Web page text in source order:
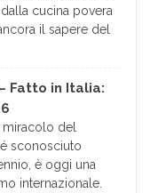
cucina povera
il sapere del
Fatto in Italia:
del
sconosciuto
è oggi una
internazionale.